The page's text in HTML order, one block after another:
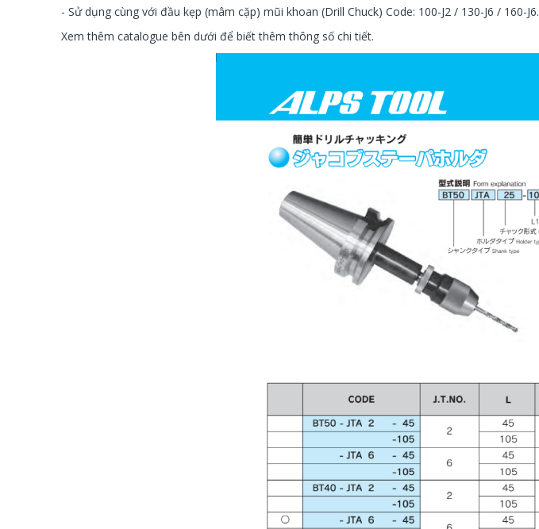
- Sử dụng cùng với đầu kẹp (mâm cặp) mũi khoan (Drill Chuck) Code: 100-J2 / 130-J6 / 160-J6.
Xem thêm catalogue bên dưới để biết thêm thông số chi tiết.